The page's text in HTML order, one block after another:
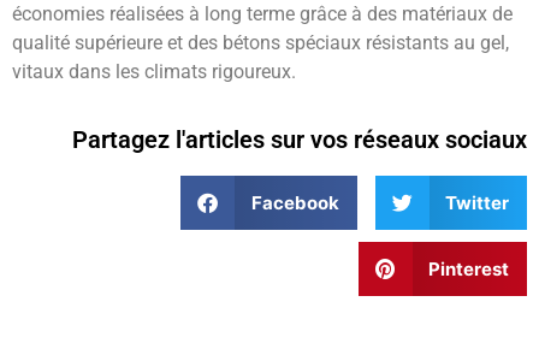
économies réalisées à long terme grâce à des matériaux de
qualité supérieure et des bétons spéciaux résistants au gel,
vitaux dans les climats rigoureux.
Partagez l'articles sur vos réseaux sociaux
Facebook Twitter
Pinterest